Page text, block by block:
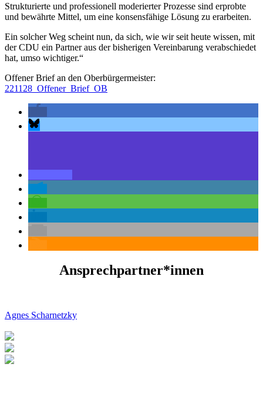
Strukturierte und professionell moderierter Prozesse sind erprobte
und bewährte Mittel, um eine konsensfähige Lösung zu erarbeiten.
Ein solcher Weg scheint nun, da sich, wie wir seit heute wissen, mit
der CDU ein Partner aus der bisherigen Vereinbarung verabschiedet
hat, umso wichtiger.“
Offener Brief an den Oberbürgermeister:
221128_Offener_Brief_OB
Ansprechpartner*innen
Agnes Scharnetzky